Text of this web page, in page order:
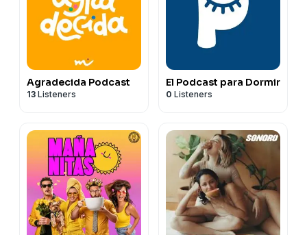
Agradecida Podcast
13 Listeners
El Podcast para Dormir
0 Listeners